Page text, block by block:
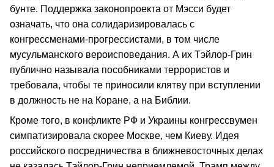
бунте. Поддержка законопроекта от Мэсси будет
означать, что она солидаризировалась с
конгрессменами-прогрессистами, в том числе
мусульманского вероисповедания. А их Тэйлор-Грин
публично называла пособниками террористов и
требовала, чтобы те приносили клятву при вступлении
в должность не на Коране, а на Библии.
Кроме того, в конфликте РФ и Украины конгрессвумен
симпатизировала скорее Москве, чем Киеву. Идея
российского посредничества в ближневосточных делах